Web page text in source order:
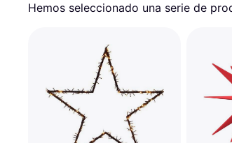
Hemos seleccionado una serie de